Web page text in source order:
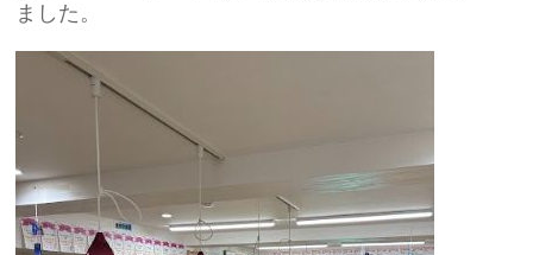
ました。